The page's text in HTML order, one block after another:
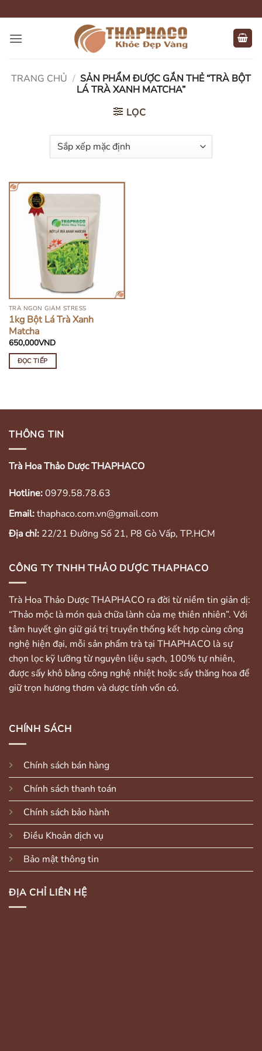
qua
nội
TRANG CHỦ / SẢN PHẨM ĐƯỢC GẮN THẺ “TRÀ BỘT
LÁ TRÀ XANH MATCHA”
LỌC
HẾT HÀNG
TRÀ NGON GIẢM STRESS
1kg Bột Lá Trà Xanh
Matcha
650,000VND
ĐỌC TIẾP
THÔNG TIN
Trà Hoa Thảo Dược THAPHACO
Hotline:0979.58.78.63
Email:thaphaco.com.vn@gmail.com
Địa chỉ: 22/21 Đường Số 21, P8 Gò Vấp, TP.HCM
CÔNG TY TNHH THẢO DƯỢC THAPHACO
Trà Hoa Thảo Dược THAPHACO ra đời từ niềm tin giản dị:
“Thảo mộc là món quà chữa lành của mẹ thiên nhiên”. Với
tâm huyết gìn giữ giá trị truyền thống kết hợp cùng công
nghệ hiện đại, mỗi sản phẩm trà tại THAPHACO là sự
chọn lọc kỹ lưỡng từ nguyên liệu sạch, 100% tự nhiên,
được sấy khô bằng công nghệ nhiệt hoặc sấy thăng hoa để
giữ trọn hương thơm và dược tính vốn có.
CHÍNH SÁCH
Chính sách bán hàng
Chính sách thanh toán
Chính sách bảo hành
Điều Khoản dịch vụ
Bảo mật thông tin
ĐỊA CHỈ LIÊN HỆ